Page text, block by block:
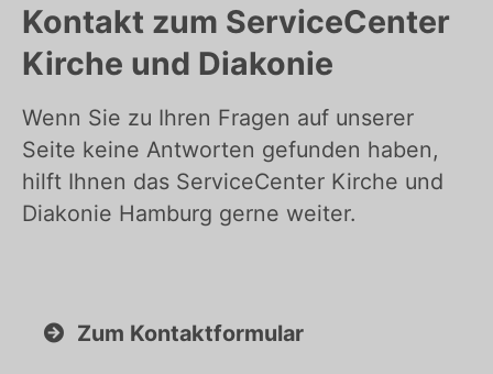
Kontakt zum ServiceCenter
Kirche und Diakonie
Wenn Sie zu Ihren Fragen auf unserer
Seite keine Antworten gefunden haben,
hilft Ihnen das ServiceCenter Kirche und
Diakonie Hamburg gerne weiter.
Zum Kontaktformular